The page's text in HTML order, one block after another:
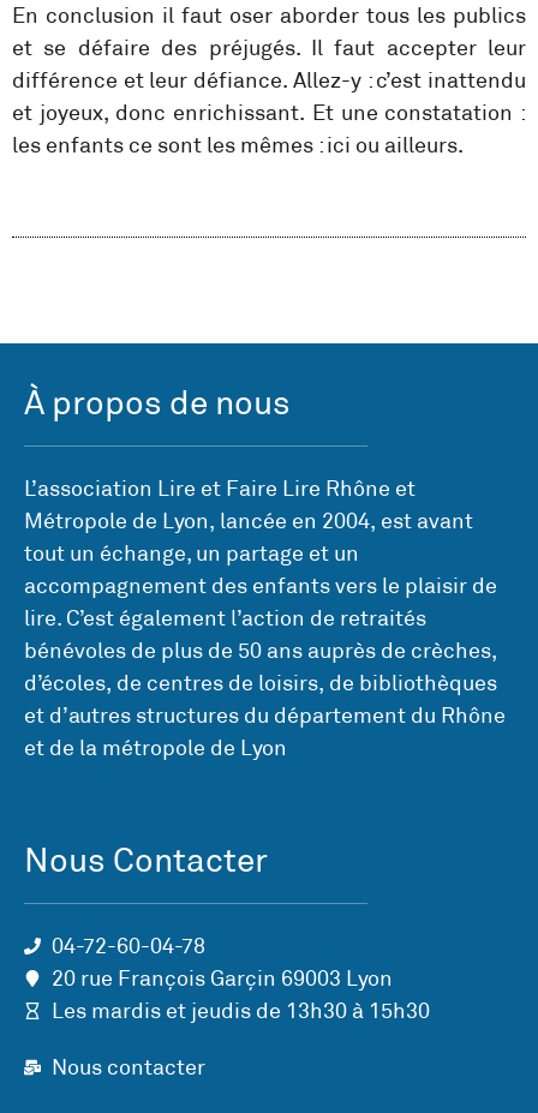
En conclusion il faut oser aborder tous les publics
et se défaire des préjugés. Il faut accepter leur
différence et leur défiance. Allez-y : c’est inattendu
et joyeux, donc enrichissant. Et une constatation :
les enfants ce sont les mêmes : ici ou ailleurs.
À propos de nous
L’association Lire et Faire Lire Rhône et
Métropole de Lyon, lancée en 2004, est avant
tout un échange, un partage et un
accompagnement des enfants vers le plaisir de
lire. C’est également l’action de retraités
bénévoles de plus de 50 ans auprès de crèches,
d’écoles, de centres de loisirs, de bibliothèques
et d’autres structures du département du Rhône
et de la métropole de Lyon
Nous Contacter
04-72-60-04-78
20 rue François Garçin 69003 Lyon
Les mardis et jeudis de 13h30 à 15h30
Nous contacter